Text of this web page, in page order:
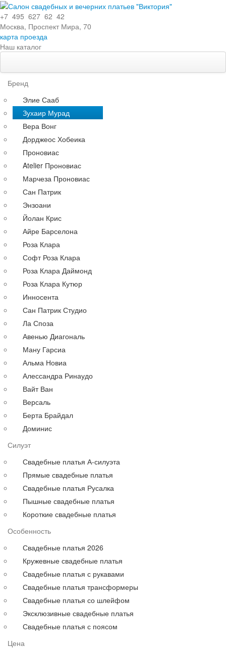
+7 495 627 62 42
Москва, Проспект Мира, 70
карта проезда
Наш каталог
Кружевные
С поясом
С длинными рукавами
Со шлейфом
По силуэту
Прямые
Пышные
Короткие
А-силуэт
Греческие
Русалка
По году
По цене
Недорогие
Дорогие
Распродажа
до 30000 руб.
до 40000 руб.
до 60000 руб.
до 80000 руб.
до 100000 руб.
Вечерние платья
Длинные
Коктейльные
Выпускные
На свадьбу
С рукавами
Выпускные больших размеров
Короткие
до 30000 руб.
до 40000 руб.
до 60000 руб.
до 80000 руб.
до 100000 руб.
Бренд
Элие Сааб
Зухаир Мурад
Вера Вонг
Дорджеос Хобеика
Проновиас
Atelier Проновиас
Марчеза Проновиас
Сан Патрик
Энзоани
Йолан Крис
Айре Барселона
Роза Клара
Софт Роза Клара
Роза Клара Даймонд
Роза Клара Кутюр
Инносента
Сан Патрик Студио
Ла Споза
Авенью Диагональ
Ману Гарсиа
Альма Новиа
Алессандра Ринаудо
Вайт Ван
Версаль
Берта Брайдал
Доминис
Силуэт
Свадебные платья А-силуэта
Прямые свадебные платья
Свадебные платья Русалка
Пышные свадебные платья
Короткие свадебные платья
Особенность
Свадебные платья 2026
Кружевные свадебные платья
Свадебные платья с рукавами
Свадебные платья трансформеры
Свадебные платья со шлейфом
Эксклюзивные свадебные платья
Свадебные платья с поясом
Цена